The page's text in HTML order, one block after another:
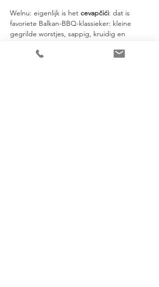
Welnu: eigenlijk is het cevapčići: dat is
favoriete Balkan-BBQ-klassieker: kleine
gegrilde worstjes, sappig, kruidig en
maken we deze vers klaar voor je.